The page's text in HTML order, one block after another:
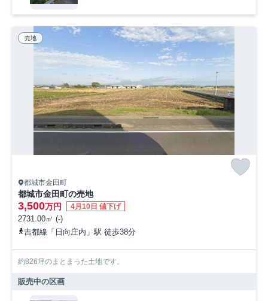
売地
都城市金田町
都城市金田町の売地
3,500万円 4月10日 値下げ
2731.00㎡ (-)
吉都線「日向庄内」駅 徒歩38分
約826坪のまとまった土地です。
販売中の区画